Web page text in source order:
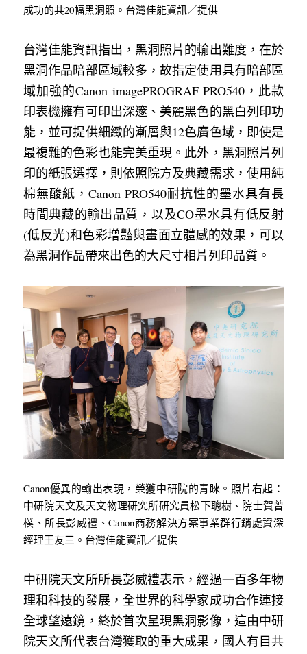
成功的共20幅黑洞照。台灣佳能資訊／提供
台灣佳能資訊指出，黑洞照片的輸出難度，在於
黑洞作品暗部區域較多，故指定使用具有暗部區
域加強的Canon imagePROGRAF PRO540，此款
印表機擁有可印出深邃、美麗黑色的黑白列印功
能，並可提供細緻的漸層與12色廣色域，即使是
最複雜的色彩也能完美重現。此外，黑洞照片列
印的紙張選擇，則依照院方及典藏需求，使用純
棉無酸紙，Canon PRO540耐抗性的墨水具有長
時間典藏的輸出品質，以及CO墨水具有低反射
(低反光)和色彩增豔與畫面立體感的效果，可以
為黑洞作品帶來出色的大尺寸相片列印品質。
Canon優異的輸出表現，榮獲中研院的青睞。照片右起：
中研院天文及天文物理研究所研究員松下聰樹、院士賀曾
樸、所長彭威禮、Canon商務解決方案事業群行銷處資深
經理王友三。台灣佳能資訊／提供
中研院天文所所長彭威禮表示，經過一百多年物
理和科技的發展，全世界的科學家成功合作連接
全球望遠鏡，終於首次呈現黑洞影像，這由中研
院天文所代表台灣獲取的重大成果，國人有目共